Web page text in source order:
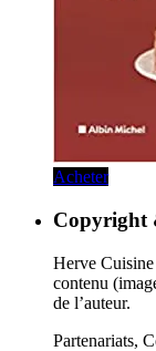
Acheter
Copyright
Herve Cuisine
contenu
de l’auteur.
Partenariats,